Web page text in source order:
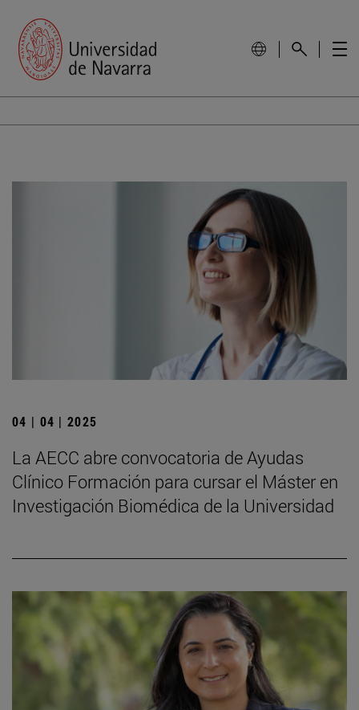
04 | 04 | 2025
La AECC abre convocatoria de Ayudas
Clínico Formación para cursar el Máster en
Investigación Biomédica de la Universidad